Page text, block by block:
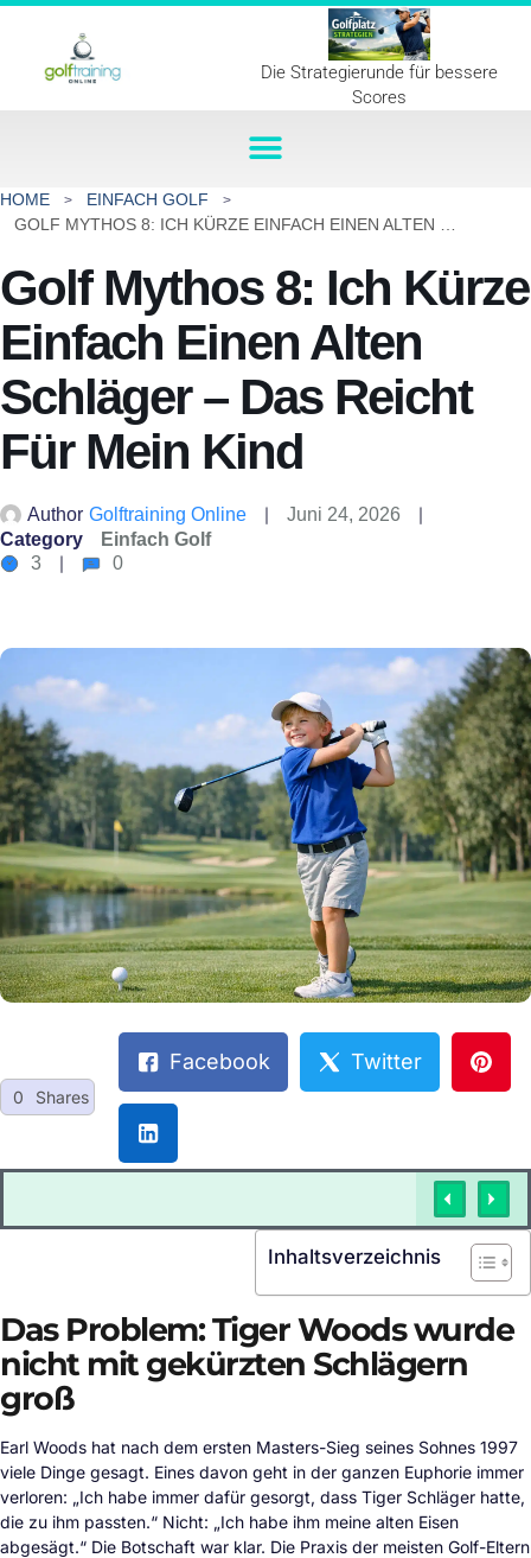
Die Strategierunde für bessere
Scores
HOME
EINFACH GOLF
Golf Mythos 8: Ich Kürze
Einfach Einen Alten
Schläger – Das Reicht
Für Mein Kind
Author Golftraining Online
Juni 24, 2026
Category
Einfach Golf
3
0
0 Shares
Facebook Twitter
Inhaltsverzeichnis
Das Problem: Tiger Woods wurde
nicht mit gekürzten Schlägern
groß
Earl Woods hat nach dem ersten Masters-Sieg seines Sohnes 1997
viele Dinge gesagt. Eines davon geht in der ganzen Euphorie immer
verloren: „Ich habe immer dafür gesorgt, dass Tiger Schläger hatte,
die zu ihm passten.“ Nicht: „Ich habe ihm meine alten Eisen
abgesägt.“ Die Botschaft war klar. Die Praxis der meisten Golf-Eltern